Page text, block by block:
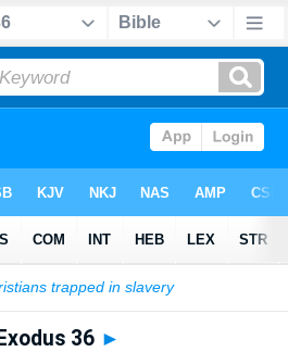
>WLC> Exodus 36
Exodus 36 ►